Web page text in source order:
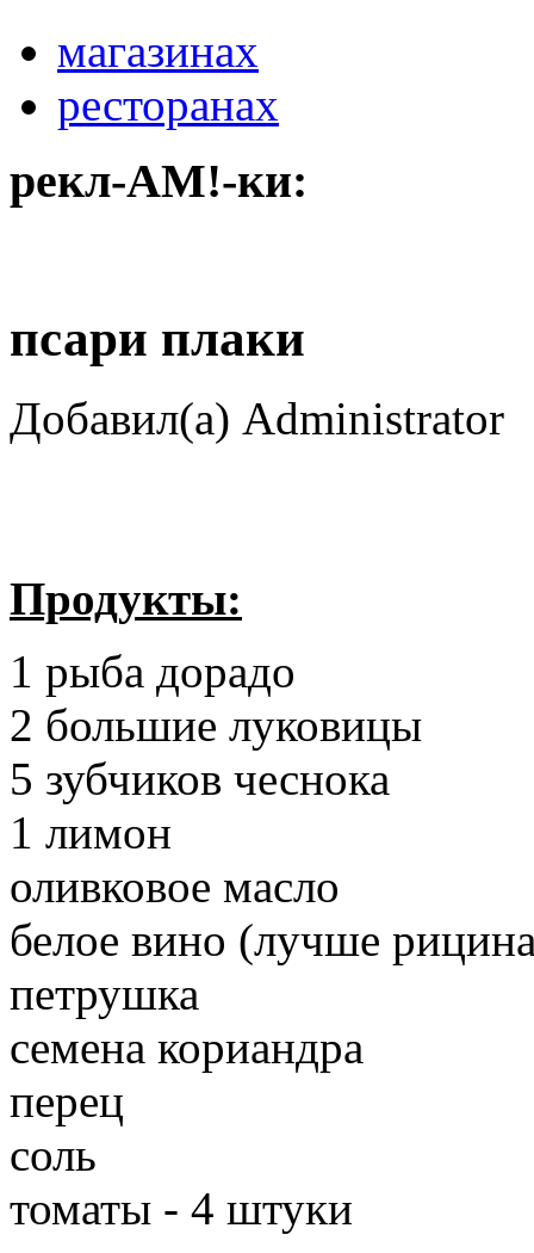
магазинах
ресторанах
рекл-АМ!-ки:
псари плаки
Добавил(а) Administrator
Продукты:
1 рыба дорадо
2 большие луковицы
5 зубчиков чеснока
1 лимон
оливковое масло
белое вино (лучше
петрушка
семена кориандра
перец
соль
томаты - 4 штуки